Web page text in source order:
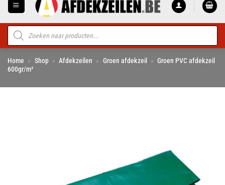
Producten
zoeken
Home » Shop » Afdekzeilen » Groen afdekzeil » Groen PVC afdekzeil
600gr/m²